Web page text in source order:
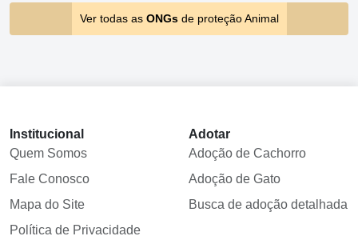
Ver todas as ONGsde proteção Animal
Institucional
Quem Somos
Fale Conosco
Mapa do Site
Política de Privacidade
Adotar
Adoção de Cachorro
Adoção de Gato
Busca de adoção detalhada